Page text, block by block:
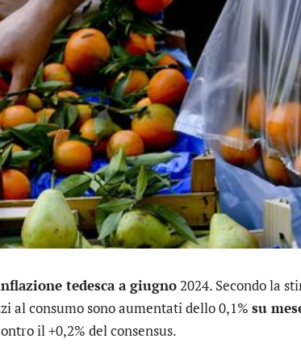
tedesca a giugno2024. Secondo la
al consumo sono aumentati dello 0,1% su
il +0,2% del consensus.